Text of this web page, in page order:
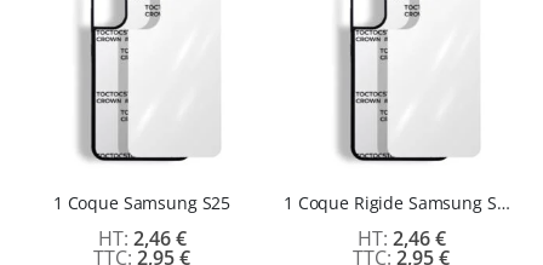
1 Coque Samsung S25
2,95 €
2,46 €
1 Coque Rigide Samsung S25 +
2,95 €
2,46 €